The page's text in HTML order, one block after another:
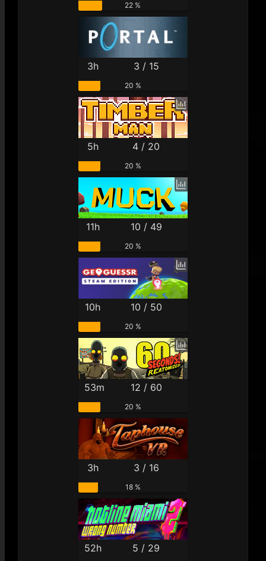
22 %
3h 3 / 15
20 %
5h 4 / 20
20 %
11h 10 / 49
20 %
10h 10 / 50
20 %
53m 12 / 60
20 %
3h 3 / 16
18 %
52h 5 / 29